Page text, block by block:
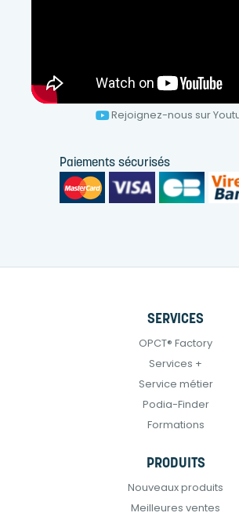
Rejoignez-nous sur
Paiements sécurisés
SERVICES
OPCT® Factory
Services +
Service métier
Podia-Finder
Formations
PRODUITS
Nouveaux produits
Meilleures ventes